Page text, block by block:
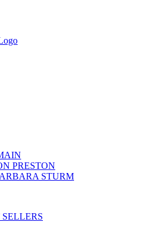
PRESTON
STURM
SELLERS